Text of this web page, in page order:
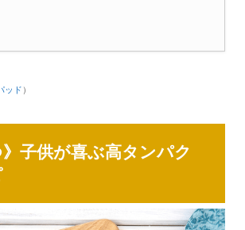
ッド ）
》子供が喜ぶ高タンパク